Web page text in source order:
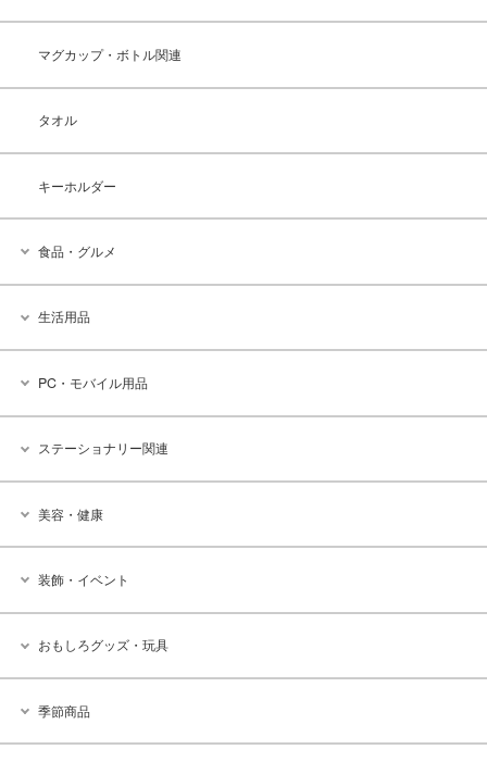
マグカップ・ボトル関連
タオル
キーホルダー
食品・グルメ
生活用品
PC・モバイル用品
ステーショナリー関連
美容・健康
装飾・イベント
おもしろグッズ・玩具
季節商品